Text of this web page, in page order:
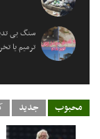
سنگ بی
ترمیم یا
محبوب جدید